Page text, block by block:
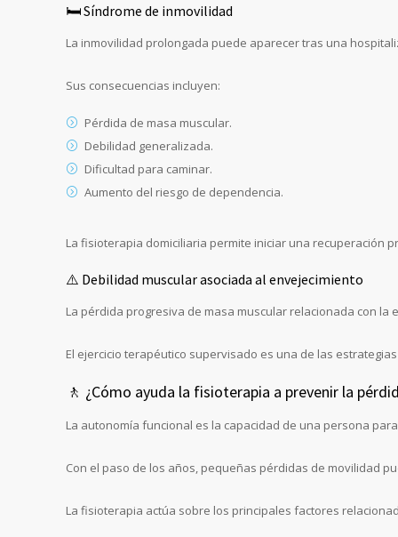
🛏️ Síndrome de inmovilidad
La inmovilidad prolongada puede aparecer tras una
Sus consecuencias incluyen:
Pérdida de masa muscular.
Debilidad generalizada.
Dificultad para caminar.
Aumento del riesgo de dependencia.
La fisioterapia domiciliaria permite iniciar una recuperación
⚠️ Debilidad muscular asociada al envejecimiento
La pérdida progresiva de masa muscular relacionada con
El ejercicio terapéutico supervisado es una de las
🚶 ¿Cómo ayuda la fisioterapia a prevenir la
La autonomía funcional es la capacidad de una persona
Con el paso de los años, pequeñas pérdidas de movilidad
La fisioterapia actúa sobre los principales factores